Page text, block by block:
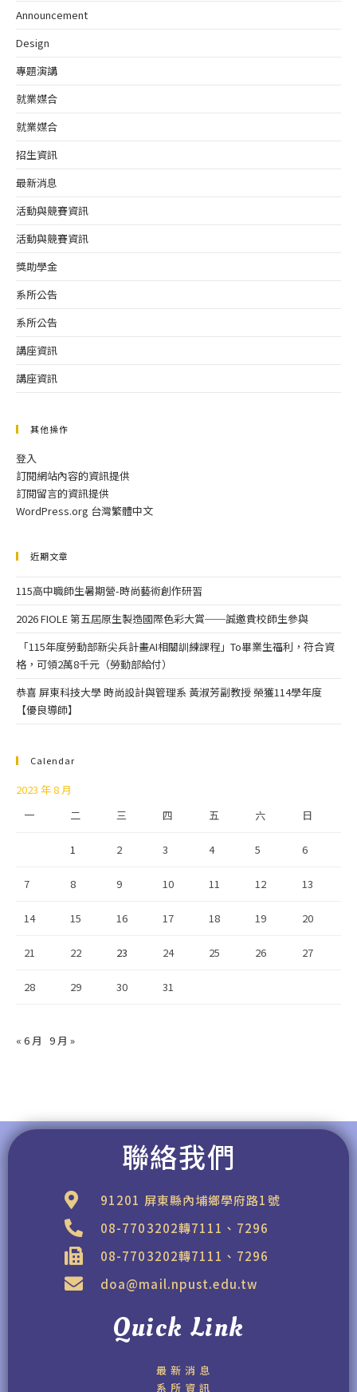
Announcement
Design
專題演講
就業媒合
就業媒合
招生資訊
最新消息
活動與競賽資訊
活動與競賽資訊
獎助學金
系所公告
系所公告
講座資訊
講座資訊
其他操作
登入
訂閱網站內容的資訊提供
訂閱留言的資訊提供
WordPress.org 台灣繁體中文
近期文章
115高中職師生暑期營-時尚藝術創作研習
2026 FIOLE 第五屆原生製造國際色彩大賞──誠邀貴校師生參與
「115年度勞動部新尖兵計畫AI相關訓練課程」To畢業生福利，符合資
格，可領2萬8千元（勞動部給付）
恭喜 屏東科技大學 時尚設計與管理系 黃淑芳副教授 榮獲114學年度
【優良導師】
Calendar
2023 年 8 月
一
二 三 四 五 六 日
1 2 3 4 5 6
7 8 9 10 11 12 13
14 15 16 17 18 19 20
21 22 23 24 25 26 27
28 29 30 31
« 6 月 9 月 »
聯絡我們
91201 屏東縣內埔鄉學府路1號
08-7703202轉7111、7296
08-7703202轉7111、7296
doa@mail.npust.edu.tw
Quick Link
最新消息
系所資訊